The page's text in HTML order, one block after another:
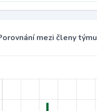
mezi členy týmu